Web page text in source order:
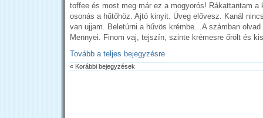
toffee és most meg már ez a mogyorós! Rákattantam a
osonás a hűtőhöz. Ajtó kinyit. Üveg elővesz. Kanál
van ujjam. Beletúrni a hűvös krémbe…A számban
Mennyei. Finom vaj, tejszín, szinte krémesre őrölt és
Tovább a teljes bejegyzésre
« Korábbi bejegyzések